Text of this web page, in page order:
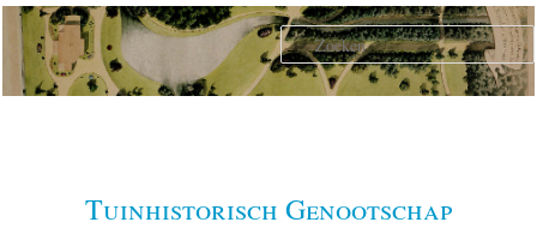
Spring
naar
primaire
Tuinhistorisch Genootschap